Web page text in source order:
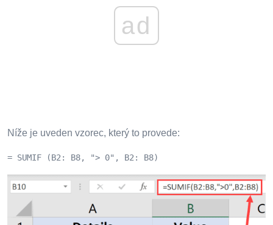
ad
Níže je uveden vzorec, který to provede:
= SUMIF (B2: B8, "> 0", B2: B8)